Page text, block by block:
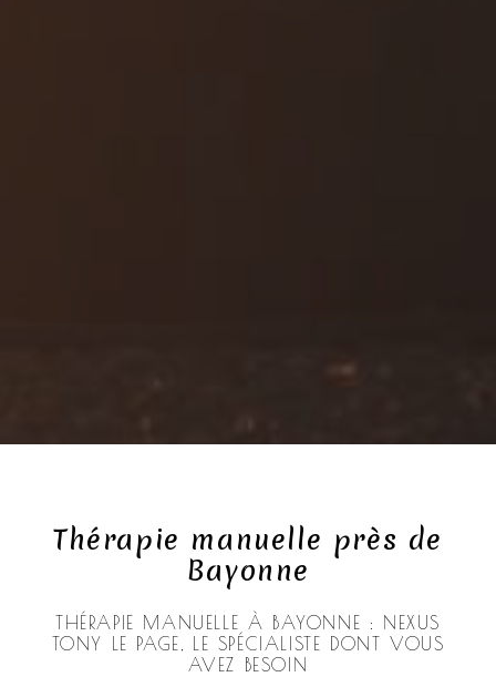
Thérapie manuelle près de
Bayonne
THÉRAPIE MANUELLE À BAYONNE : NEXUS
TONY LE PAGE, LE SPÉCIALISTE DONT VOUS
AVEZ BESOIN